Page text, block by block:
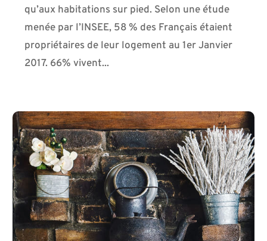
qu’aux habitations sur pied. Selon une étude
menée par l’INSEE, 58 % des Français étaient
propriétaires de leur logement au 1er Janvier
2017. 66% vivent...